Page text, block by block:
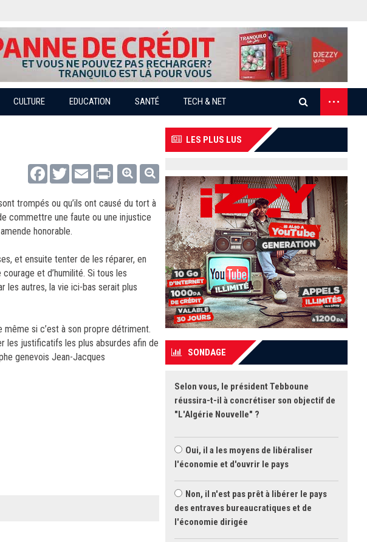
CULTURE EDUCATION SANTÉ TECH & NET
...
FacebookTwitter Email Print
trompés ou qu’ils ont causé du tort à
commettre une faute ou une injustice
honorable.
et ensuite tenter de les réparer, en
et d’humilité. Si tous les
les autres, la vie ici-bas serait plus
même si c’est à son propre détriment.
les justificatifs les plus absurdes afin de
genevois Jean-Jacques
LES PLUS LUS
SONDAGE
Selon vous, le président Tebboune
réussira-t-il à concrétiser son objectif de
"L'Algérie Nouvelle" ?
Oui, il a les moyens de libéraliser
l'économie et d'ouvrir le pays
Non, il n'est pas prêt à libérer le pays
des entraves bureaucratiques et de
l'économie dirigée